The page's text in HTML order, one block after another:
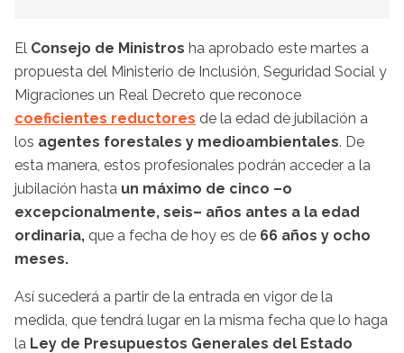
El Consejo de Ministros ha aprobado este martes a
propuesta del Ministerio de Inclusión, Seguridad Social y
Migraciones un Real Decreto que reconoce
coeficientes reductores de la edad de jubilación a
los agentes forestales y medioambientales. De
esta manera, estos profesionales podrán acceder a la
jubilación hasta un máximo de cinco –o
excepcionalmente, seis– años antes a la edad
ordinaria, que a fecha de hoy es de 66 años y ocho
meses.
Así sucederá a partir de la entrada en vigor de la
medida, que tendrá lugar en la misma fecha que lo haga
la Ley de Presupuestos Generales del Estado